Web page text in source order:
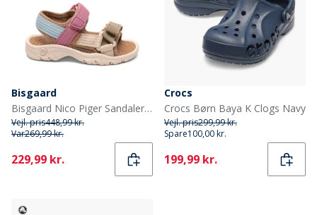
Bisgaard
Bisgaard Nico Piger Sandaler Violet
Vejl. pris448,99 kr.
Var269,99 kr.
Current
229,99 kr.
Crocs
Crocs Børn Baya K Clogs Navy
Vejl. pris299,99 kr.
Spare100,00 kr.
Current
199,99 kr.